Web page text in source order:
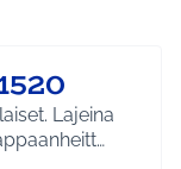
Lajeina